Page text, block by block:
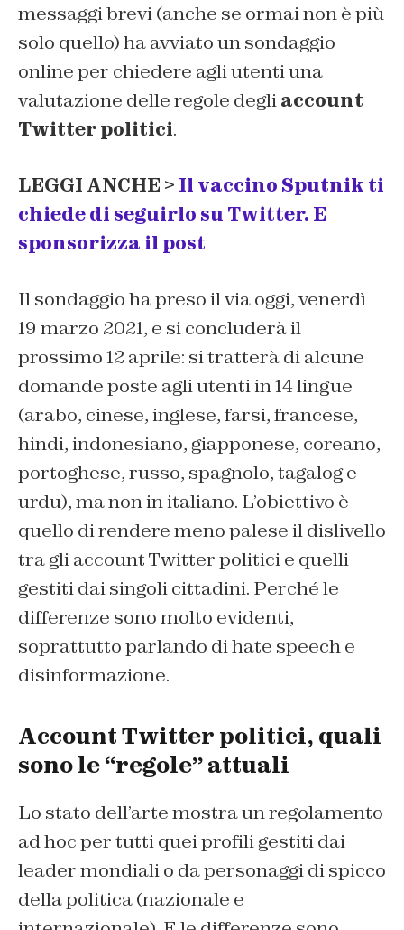
messaggi brevi (anche se ormai non è più
solo quello) ha avviato un sondaggio
online per chiedere agli utenti una
valutazione delle regole degliaccount
Twitter politici.
LEGGI ANCHE > Il vaccino Sputnik ti
chiede di seguirlo su Twitter. E
sponsorizza il post
Il sondaggio ha preso il via oggi, venerdì
19 marzo 2021, e si concluderà il
prossimo 12 aprile: si tratterà di alcune
domande poste agli utenti in 14 lingue
(arabo, cinese, inglese, farsi, francese,
hindi, indonesiano, giapponese, coreano,
portoghese, russo, spagnolo, tagalog e
urdu), ma non in italiano. L’obiettivo è
quello di rendere meno palese il dislivello
tra gli account Twitter politici e quelli
gestiti dai singoli cittadini. Perché le
differenze sono molto evidenti,
soprattutto parlando dihate speeche
disinformazione.
Account Twitter politici, quali
sono le “regole” attuali
Lo stato dell’arte mostra un regolamento
ad hoc per tutti quei profili gestiti dai
leader mondiali o da personaggi di spicco
della politica (nazionale e